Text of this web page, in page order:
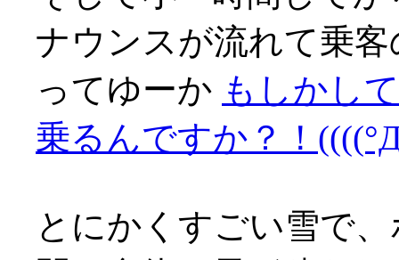
ナウンスが流れて乗
ってゆーか もしかし
乗るんですか？！
とにかくすごい雪で